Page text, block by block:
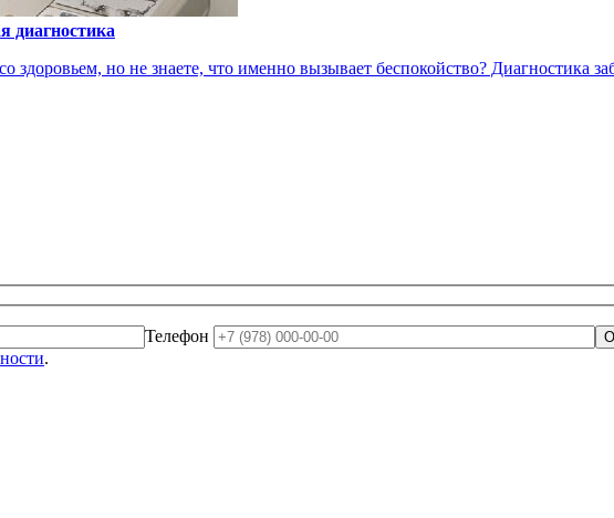
диагностика
здоровьем, но не знаете, что именно вызывает беспокойство? Диагностика
Телефон
.